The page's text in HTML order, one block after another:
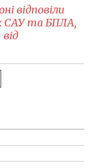
відповіли
САУ та БПЛА,